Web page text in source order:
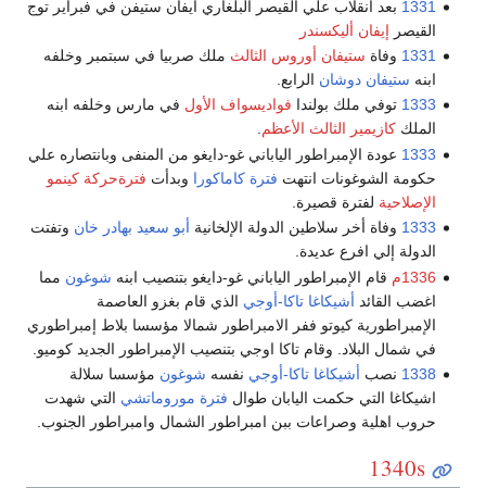
1331 بعد انقلاب علي القيصر البلغاري ايفان ستيفن في فبراير توج
القيصر إيفان أليكسندر
1331 وفاة ستيفان أوروس الثالث ملك صربيا في سبتمبر وخلفه
ابنه ستيفان دوشان الرابع.
1333 توفي ملك بولندا فواديسواف الأول في مارس وخلفه ابنه
الملككازيمير الثالث الأعظم.
1333 عودة الإمبراطور الياباني غو-دايغو من المنفى وبانتصاره علي
حكومة الشوغونات انتهت فترة كاماكورا وبدأت فترةحركة كينمو
الإصلاحية لفترة قصيرة.
1333 وفاة أخر سلاطين الدولة الإلخانية أبو سعيد بهادر خان وتفتت
الدولة إلي افرع عديدة.
1336م
قام الإمبراطور الياباني غو-دايغو بتنصيب ابنه شوغون مما
اغضب القائد أشيكاغا تاكا-أوجي الذي قام بغزو العاصمة
الإمبراطورية كيوتو ففر الامبراطور شمالا مؤسسا بلاط إمبراطوري
في شمال البلاد. وقام تاكا اوجي بتنصيب الإمبراطور الجديد كوميو.
1338 نصب أشيكاغا تاكا-أوجي نفسه شوغون مؤسسا سلالة
اشيكاغا التي حكمت اليابان طوال فترة موروماتشي التي شهدت
حروب اهلية وصراعات ببن امبراطور الشمال وامبراطور الجنوب.
1340s